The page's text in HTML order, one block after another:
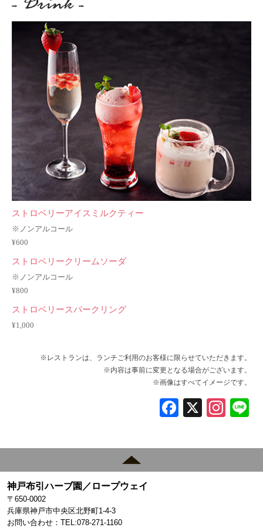
ストロベリーアイスミルクティー
※ノンアルコール
¥600
ストロベリークリームソーダ
※ノンアルコール
¥800
ストロベリースパークリング
¥1,000
※レストランは、ランチご利用のお客様に限らせていただきます。
※内容は事前に変更となる場合がございます。
※画像はすべてイメージです。
Fa
bo
X In
ag
神戸布引ハーブ園／ロープウェイ
〒650-0002
兵庫県神戸市中央区北野町1-4-3
お問い合わせ：TEL:078-271-1160